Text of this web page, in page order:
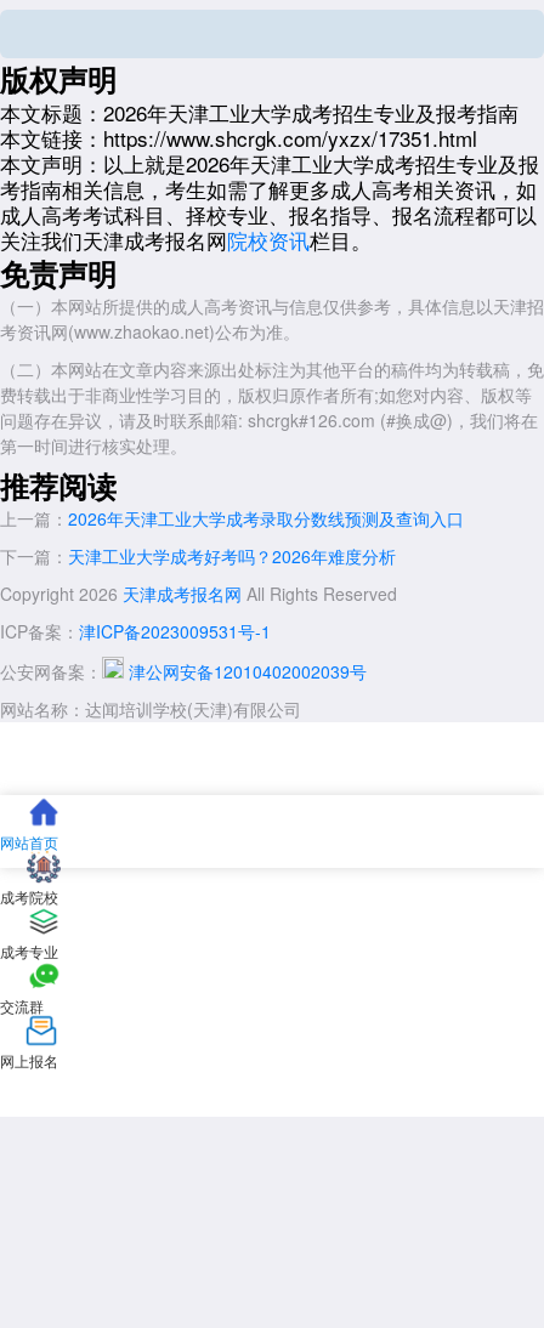
天津成人高考所有科目的单科满分均为150分，四个科目总分600
高，但核心在于掌握基础知识点。
三、2026年天津工业大学成人高考报名入口
随着2026年备考周期的临近，考生需密切关注报名动态。通常成人
高考报名分为网上报名、资格审核与缴费确认三个阶段。志愿填报时，每
位考生可填报2所院校，每所院校可选2个专业，但需注意专业对应的考
试科目要求。
点击进入【2026年天津工业大学成人高考报名入口
建议考生提前准备好电子证件照及相关身份证明材料，以免错过最佳
报名时间。
在学历提升的道路上，选择一家合规、专业的助学机构至关重要。天
津达闻教育成立于2009年，是经天津市南开区教育局、西青区教育局正
规审批、具备民办正规办学资质的专业成人学历教育机构。深耕天津成人
教育领域17载，始终专注成人学历提升赛道，累计赋能10万+津门在职学
子成功升级专科、本科、硕士学历。凭借合规的办学体系、专业的教学服
务与超高升学口碑，成为天津本土极具规模与公信力的老牌学历提升标杆
机构。
五、2026年报考指南与政策展望
展望2026年，天津成人高考的政策将继续保持规范化和透明化。考
生在报考前应仔细研读各校发布的招生简章，参考近三年的录取分数情
况，客观评估自身知识基础，并结合未来的职业发展方向进行选择。
成人高考确实是改变学历现状的有效方式，但需要考生做好充分准
展开全文
版权声明
本文标题： 2026年天津工业大学成考招生专业及报考指南
本文链接： https://www.shcrgk.com/yxzx/17351.html
本文声明： 以上就是2026年天津工业大学成考招生专业及报
考指南相关信息，考生如需了解更多成人高考相关资讯，如
成人高考考试科目、择校专业、报名指导、报名流程都可以
关注我们天津成考报名网院校资讯栏目。
免责声明
（一）本网站所提供的成人高考资讯与信息仅供参考，具体信息以天津招
考资讯网(www.zhaokao.net)公布为准。
（二）本网站在文章内容来源出处标注为其他平台的稿件均为转载稿，免
费转载出于非商业性学习目的，版权归原作者所有;如您对内容、版权等
问题存在异议，请及时联系邮箱: shcrgk#126.com (#换成@)，我们将在
第一时间进行核实处理。
推荐阅读
上一篇： 2026年天津工业大学成考录取分数线预测及查询入口
下一篇： 天津工业大学成考好考吗？2026年难度分析
Copyright 2026 天津成考报名网 All Rights Reserved
ICP备案： 津ICP备2023009531号-1
公安网备案：
津公网安备12010402002039号
网站名称：达闻培训学校(天津)有限公司
网站首页
成考院校
成考专业
交流群
网上报名